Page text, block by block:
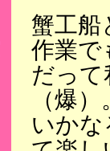
蟹工船
作業で
だっ
（爆）
いか